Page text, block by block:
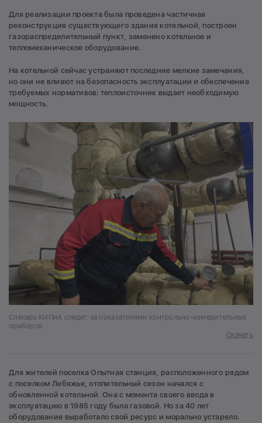
Для реализации проекта была проведена частичная
реконструкция существующего здания котельной, построен
газораспределительный пункт, заменено котельное и
тепломеханическое оборудование.
На котельной сейчас устраняют последние мелкие замечания,
но они не влияют на безопасность эксплуатации и обеспечение
требуемых нормативов: теплоисточник выдает необходимую
мощность.
Слесарь КИПиА следит за показателями контрольно-измерительных
приборов
Скачать
Для жителей поселка Опытная станция, расположенного рядом
с поселком Лебяжье, отопительный сезон начался с
обновленной котельной. Она с момента своего ввода в
эксплуатацию в 1985 году была газовой. Но за 40 лет
оборудование выработало свой ресурс и морально устарело.